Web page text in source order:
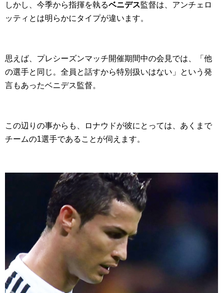
しかし、今季から指揮を執るベニデス監督は、アンチェロ
ッティとは明らかにタイプが違います。
思えば、プレシーズンマッチ開催期間中の会見では、「他
の選手と同じ。全員と話すから特別扱いはない」という発
言もあったベニデス監督。
この辺りの事からも、ロナウドが彼にとっては、あくまで
チームの1選手であることが伺えます。